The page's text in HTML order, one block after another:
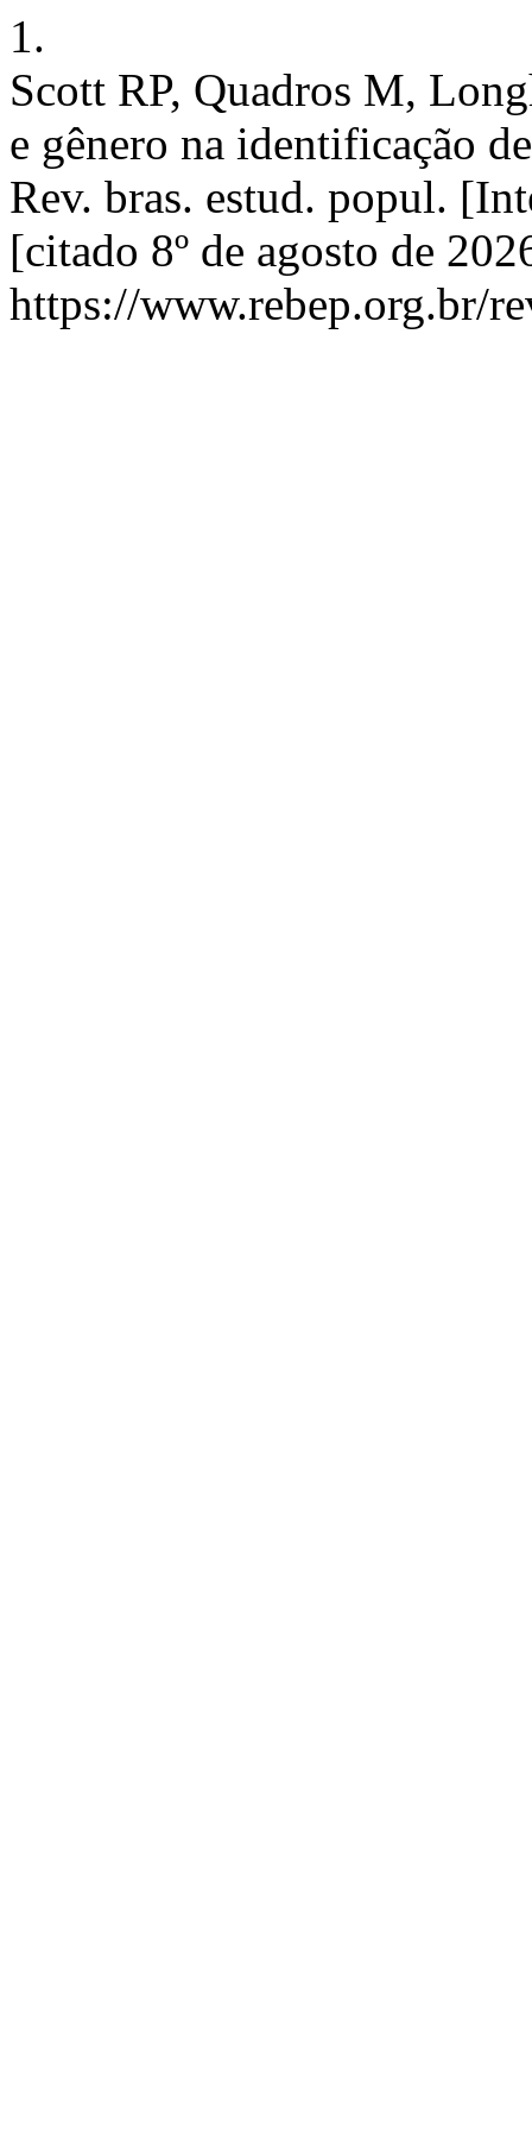
1.
Scott RP, Quadros M,
e gênero na identificação
Rev. bras. estud. popul.
[citado 8º de agosto de
https://www.rebep.org.br/